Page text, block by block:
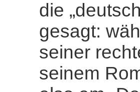
die
gesagt:
seiner
seinem